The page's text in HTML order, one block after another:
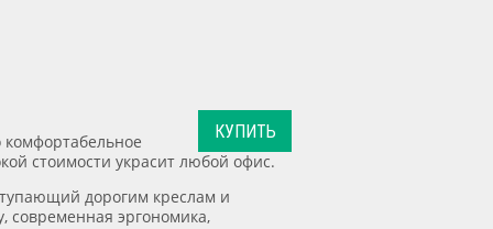
КУПИТЬ
комфортабельное
стоимости украсит любой офис.
дорогим креслам и
современная эргономика,